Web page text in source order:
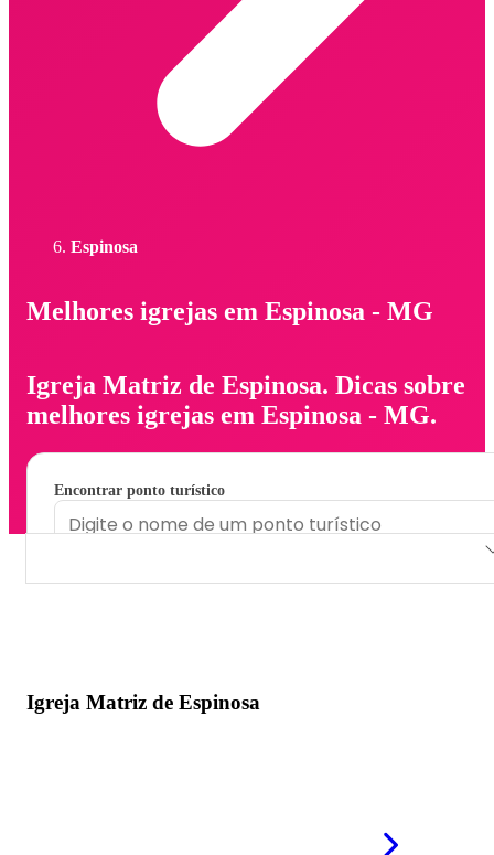
Espinosa
Melhores igrejas em Espinosa - MG
Igreja Matriz de Espinosa. Dicas sobre
melhores igrejas em Espinosa - MG.
Encontrar ponto turístico
Igreja Matriz de Espinosa